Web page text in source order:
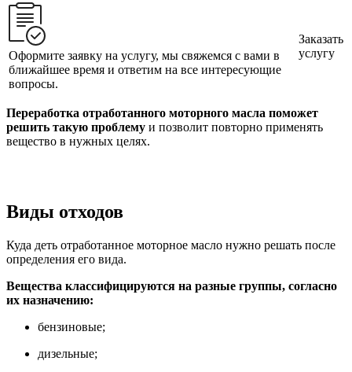
Оформите заявку на услугу, мы свяжемся с вами в
ближайшее время и ответим на все интересующие
вопросы.
Заказать
услугу
Переработка отработанного моторного масла поможет
решить такую проблему и позволит повторно применять
вещество в нужных целях.
Виды отходов
Куда деть отработанное моторное масло нужно решать после
определения его вида.
Вещества классифицируются на разные группы, согласно
их назначению:
бензиновые;
дизельные;